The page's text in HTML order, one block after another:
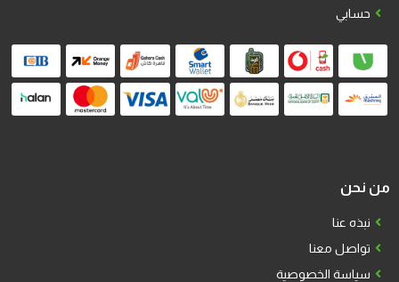
حسابي
من نحن
نبذه عنا
تواصل معنا
سياسة الخصوصية